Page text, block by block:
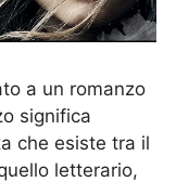
a un romanzo
significa
che esiste tra il
letterario,